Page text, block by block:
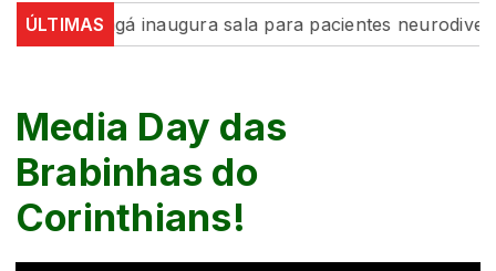
ÚLTIMAS
inaugura sala para pacientes neurodivergentes
Media Day das
Brabinhas do
Corinthians!